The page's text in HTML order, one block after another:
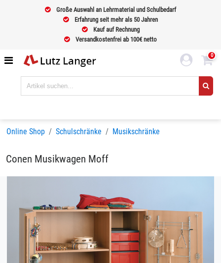
Große Auswahl an Lehrmaterial und Schulbedarf
Erfahrung seit mehr als 50 Jahren
Kauf auf Rechnung
Versandkostenfrei ab 100€ netto
0
Online Shop Schulschränke Musikschränke
Conen Musikwagen Moff